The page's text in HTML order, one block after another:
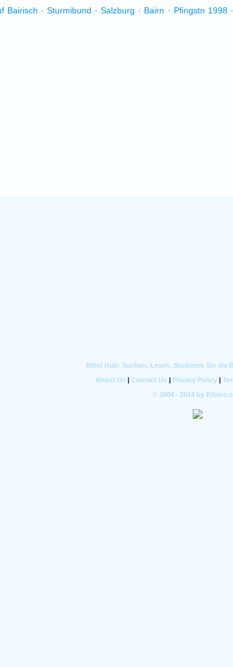
Bairisch · Sturmibund · Salzburg · Bairn · Pfingstn 1998 ·